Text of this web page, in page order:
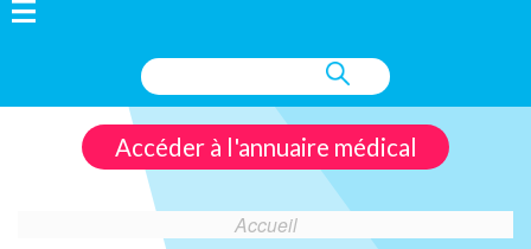
Accéder à l'annuaire médical
Accueil